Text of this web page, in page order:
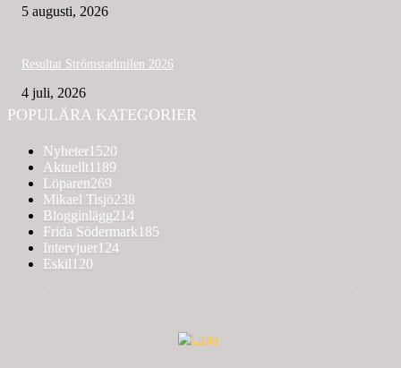
5 augusti, 2026
Resultat Strömstadmilen 2026
4 juli, 2026
POPULÄRA KATEGORIER
Nyheter1520
Aktuellt1189
Löparen269
Mikael Tisjö238
Blogginlägg214
Frida Södermark185
Intervjuer124
Eskil120